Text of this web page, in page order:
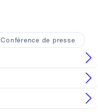
Conférence de presse